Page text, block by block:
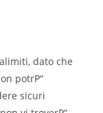
dato che
potrР“
sicuri